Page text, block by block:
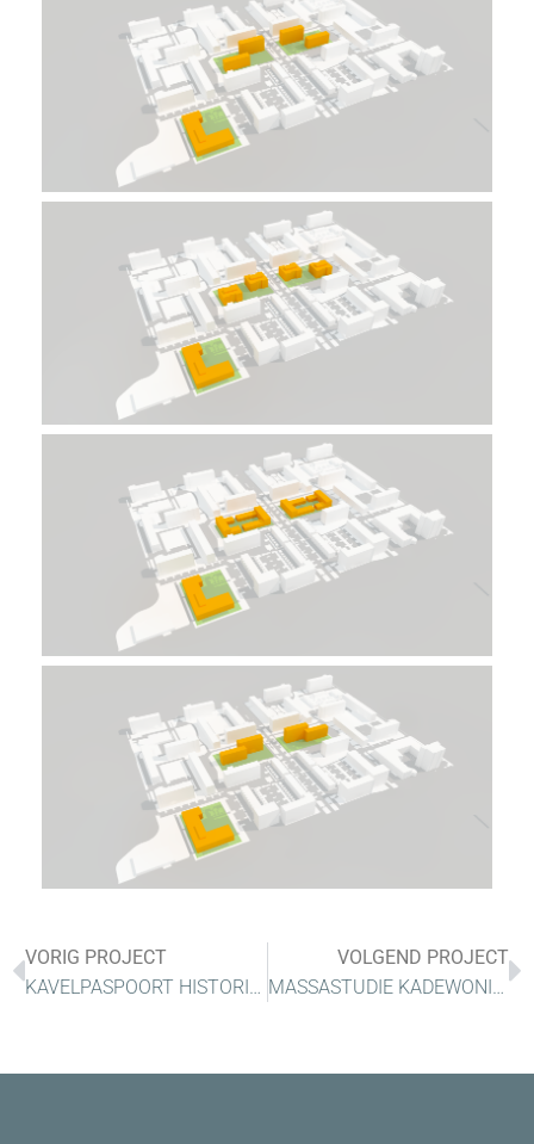
VORIG PROJECT
KAVELPASPOORT HISTORISCHE BINNENSTAD SCHIEDAM
VOLGEND PROJECT
MASSASTUDIE KADEWONINGEN KATWIJK